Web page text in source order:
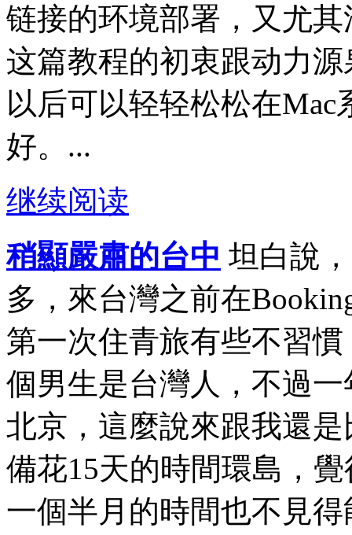
链接的环境部署，又尤
这篇教程的初衷跟动力
以后可以轻轻松松在
好。...
继续阅读
稍顯嚴肅的台中 坦白說
多，來台灣之前在
第一次住青旅有些不習
個男生是台灣人，不過
北京，這麼說來跟我還
備花15天的時間環島，
一個半月的時間也不見